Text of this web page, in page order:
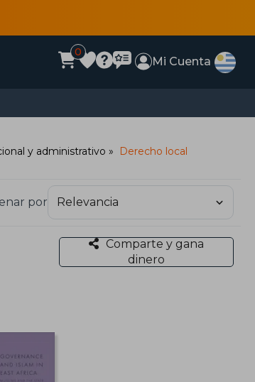
0
Mi Cuenta
y administrativo Derecho local
por
Comparte y gana
dinero